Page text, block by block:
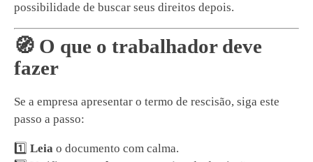
possibilidade de buscar seus direitos depois.
🧭 O que o trabalhador deve
fazer
Se a empresa apresentar o termo de rescisão, siga este
passo a passo:
1️⃣ Leia o documento com calma.